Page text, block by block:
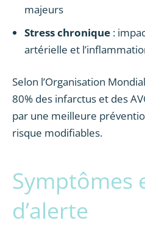
majeurs
Stress chronique :
artérielle et
Selon l’Organisation
80% des infarctus et des
par une meilleure
risque modifiables.
Symptômes
d’alerte